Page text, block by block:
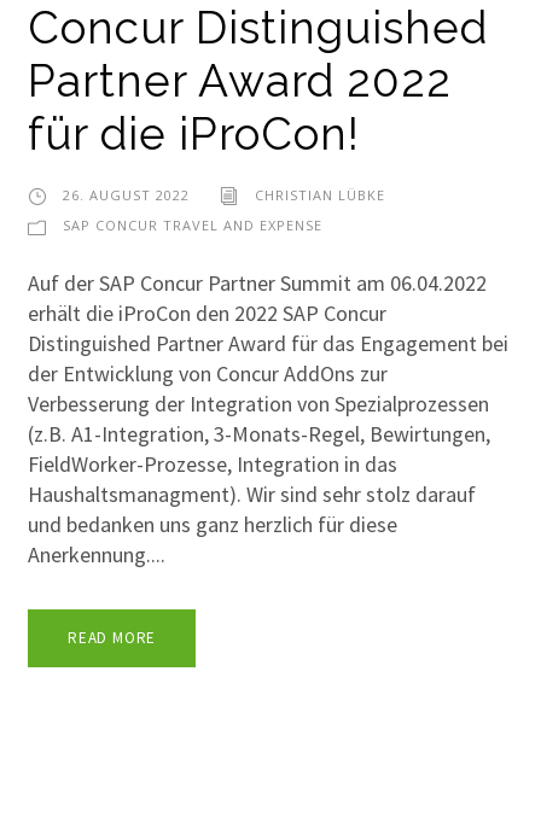
Concur Distinguished
Partner Award 2022
für die iProCon!
26. AUGUST 2022
CHRISTIAN LÜBKE
SAP CONCUR TRAVEL AND EXPENSE
Auf der SAP Concur Partner Summit am 06.04.2022
erhält die iProCon den 2022 SAP Concur
Distinguished Partner Award für das Engagement bei
der Entwicklung von Concur AddOns zur
Verbesserung der Integration von Spezialprozessen
(z.B. A1-Integration, 3-Monats-Regel, Bewirtungen,
FieldWorker-Prozesse, Integration in das
Haushaltsmanagment). Wir sind sehr stolz darauf
und bedanken uns ganz herzlich für diese
Anerkennung....
READ MORE